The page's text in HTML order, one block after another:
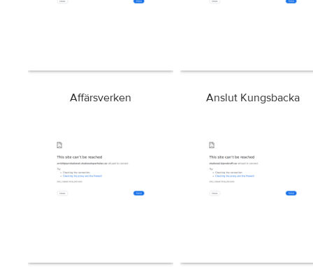
Affärsverken Anslut Kungsbacka